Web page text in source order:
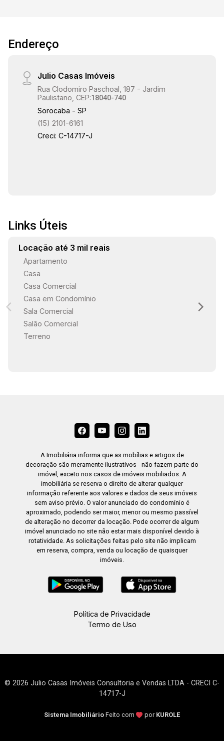
e sacada, piso revestido em laminado de
madeira. Todas contam ainda com ar
linha. Em localização privilegiada a poucos
minutos do shopping Iguatemi Esplanada e da
rodovia Raposo Tavares. Estamos à disposição
para te atender. Gostaria de saber mais
informações ou agendar uma visita?
Endereço
Julio Casas Imóveis
Rua Clodomiro Paschoal, 187 - Jardim
Paulistano, CEP:18040-740
Sorocaba - SP
(15) 2101-6161
Creci: C-14717-J
Links Úteis
Locação até 3 mil reais
Apartamento
Casa
Casa Comercial
Casa em Condomínio
Sala Comercial
Salão Comercial
Terreno
A Imobiliária informa que as mobílias e artigos de
decoração são meramente ilustrativos - não fazem parte do
imóvel, exceto nos casos de imóveis mobiliados. A
imobiliária se reserva o direito de alterar qualquer
informação referente aos valores e dados de seus imóveis
sem aviso prévio. O valor anunciado do condomínio é
aproximado, podendo ser maior, menor ou mesmo passível
de alteração no decorrer da locação. Pode ocorrer de algum
imóvel anunciado no site não estar mais disponível devido à
rotatividade. As solicitações feitas pelo site não implicam
em reserva, compra, venda ou locação de quaisquer
imóveis.
Política de Privacidade
Termo de Uso
© 2026 Julio Casas Imóveis Consultoria e Vendas LTDA - CRECI C-
14717-J
Sistema Imobiliário Feito com por KUROLE